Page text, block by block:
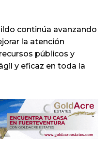
continúa avanzando
la atención
públicos y
y eficaz en toda la